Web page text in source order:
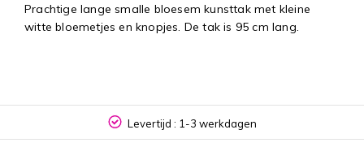
Prachtige lange smalle bloesem kunsttak met kleine
witte bloemetjes en knopjes. De tak is 95 cm lang.
Levertijd : 1-3 werkdagen